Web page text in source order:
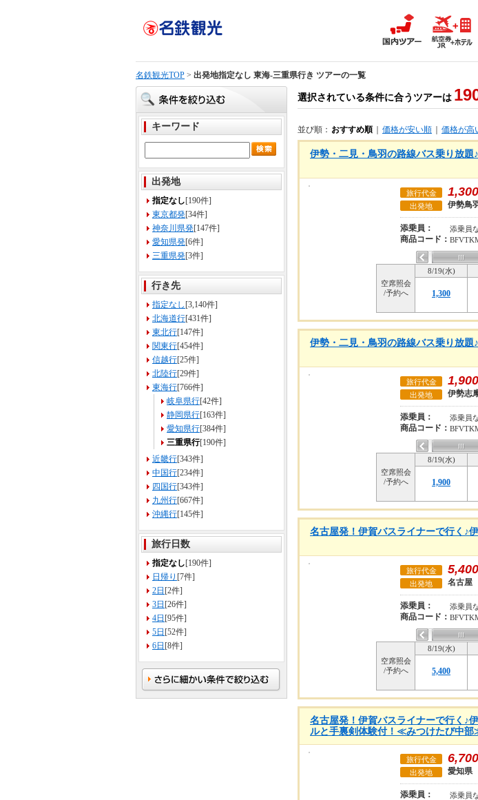
名鉄観光TOP > 出発地指定なし 東海-三重県行き ツアーの一覧
キーワード
出発地
指定なし[190件]
東京都発[34件]
神奈川県発[147件]
愛知県発[6件]
三重県発[3件]
行き先
指定なし [3,140件]
北海道行[431件]
東北行[147件]
関東行[454件]
信越行[25件]
北陸行[29件]
東海行[766件]
岐阜県行[42件]
静岡県行[163件]
愛知県行[384件]
三重県行[190件]
近畿行[343件]
中国行[234件]
四国行[343件]
九州行[667件]
沖縄行[145件]
旅行日数
指定なし[190件]
日帰り [7件]
2日 [2件]
3日 [26件]
4日 [95件]
5日 [52件]
6日 [8件]
選択されている条件に合うツアーは
並び順： おすすめ順 価格が安い順 価格が高
伊勢・二見・鳥羽の路線バス乗り放
旅行代金 1,300
出発地 伊勢鳥
添乗員： 添乗員
商品コード：
空席照会
/予約へ
8/19(水)
1,300
伊勢・二見・鳥羽の路線バス乗り放
旅行代金 1,900
出発地 伊勢志
添乗員： 添乗員
商品コード：
空席照会
/予約へ
8/19(水)
1,900
名古屋発！伊賀バスライナーで行く
旅行代金 5,400
出発地 名古屋
添乗員： 添乗員
商品コード：
空席照会
/予約へ
8/19(水)
5,400
名古屋発！伊賀バスライナーで行く♪
ルと手裏剣体験付！≪みつけたび中
旅行代金 6,700
出発地 愛知県
添乗員： 添乗員